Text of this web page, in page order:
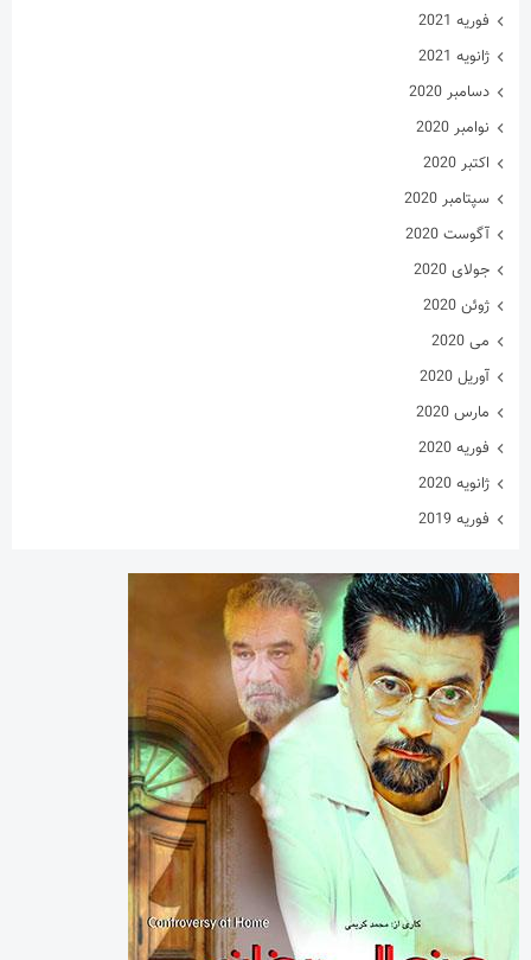
فوریه 2021
ژانویه 2021
دسامبر 2020
نوامبر 2020
اکتبر 2020
سپتامبر 2020
آگوست 2020
جولای 2020
ژوئن 2020
می 2020
آوریل 2020
مارس 2020
فوریه 2020
ژانویه 2020
فوریه 2019